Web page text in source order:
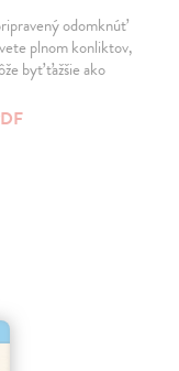
odomknúť
plnom konliktov,
byť ťažšie ako